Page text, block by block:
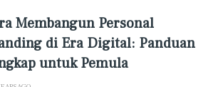
Membangun Personal
di Era Digital: Panduan
untuk Pemula